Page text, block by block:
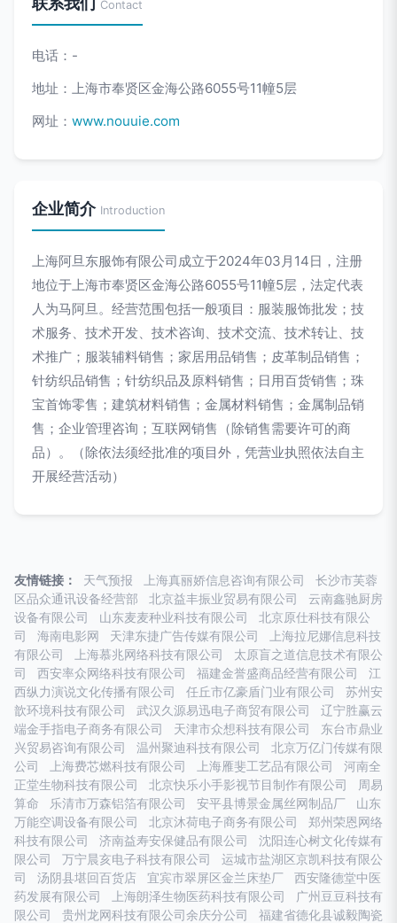
Contact
电话：-
地址：上海市奉贤区金海公路6055号11幢5层
网址： www.nouuie.com
企业简介 Introduction
上海阿旦东服饰有限公司成立于2024年03月14日，注册
地位于上海市奉贤区金海公路6055号11幢5层，法定代表
人为马阿旦。经营范围包括一般项目：服装服饰批发；技
术服务、技术开发、技术咨询、技术交流、技术转让、技
术推广；服装辅料销售；家居用品销售；皮革制品销售；
针纺织品销售；针纺织品及原料销售；日用百货销售；珠
宝首饰零售；建筑材料销售；金属材料销售；金属制品销
售；企业管理咨询；互联网销售（除销售需要许可的商
品）。（除依法须经批准的项目外，凭营业执照依法自主
开展经营活动）
友情链接： 天气预报 上海真丽娇信息咨询有限公司
长沙市芙蓉
区品众通讯设备经营部
北京益丰振业贸易有限公司
云南鑫驰厨房
设备有限公司
山东麦麦种业科技有限公司
北京原仕科技有限公
司
海南电影网 天津东捷广告传媒有限公司
上海拉尼娜信息科技
有限公司
上海慕兆网络科技有限公司
太原盲之道信息技术有限公
司
西安率众网络科技有限公司 福建金誉盛商品经营有限公司
江
西纵力演说文化传播有限公司
任丘市亿豪盾门业有限公司
苏州安
歆环境科技有限公司
武汉久源易迅电子商贸有限公司
辽宁胜赢云
端金手指电子商务有限公司
天津市众想科技有限公司
东台市鼎业
兴贸易咨询有限公司
温州聚迪科技有限公司
北京万亿门传媒有限
公司
上海费芯燃科技有限公司 上海雁斐工艺品有限公司
河南全
正堂生物科技有限公司
北京快乐小手影视节目制作有限公司
周易
算命
乐清市万森铝箔有限公司 安平县博景金属丝网制品厂
山东
万能空调设备有限公司
北京沐荷电子商务有限公司
郑州荣恩网络
科技有限公司
济南益寿安保健品有限公司
沈阳连心树文化传媒有
限公司
万宁晨亥电子科技有限公司
运城市盐湖区京凯科技有限公
司
汤阴县堪回百货店 宜宾市翠屏区金兰床垫厂
西安隆德堂中医
药发展有限公司
上海朗泽生物医药科技有限公司
广州豆豆科技有
限公司
贵州龙网科技有限公司余庆分公司
福建省德化县诚毅陶瓷